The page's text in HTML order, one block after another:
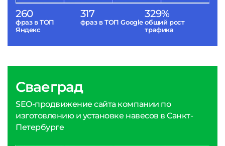
260
фраз в ТОП
Яндекс
317
фраз в ТОП Google
329%
общий рост
трафика
Сваеград
SEO-продвижение сайта компании по
изготовлению и установке навесов в Санкт-
Петербурге